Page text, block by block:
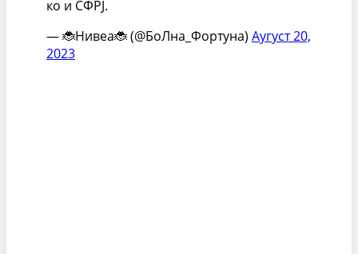
ко и СФРЈ.
— 🐞Нивеа🐞 (@БоЛна_Фортуна) Аугуст 20,
2023